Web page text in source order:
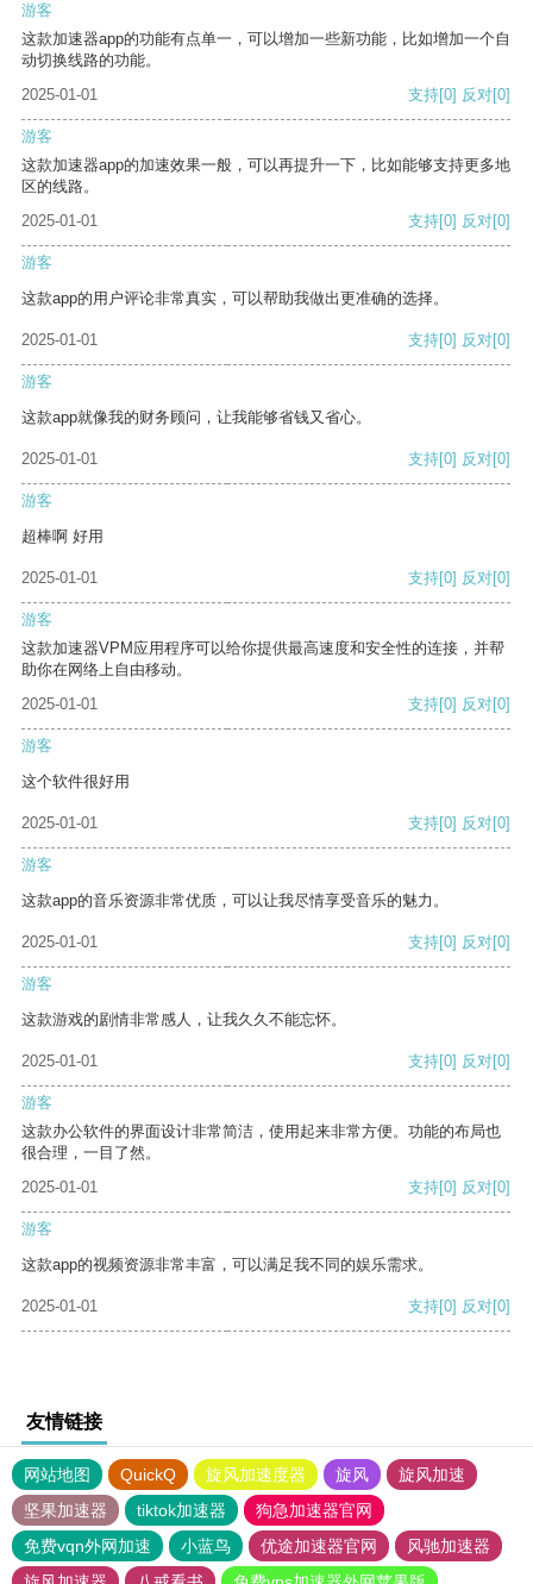
游客
这款加速器app的功能有点单一，可以增加一些新功能，比如增加一个自
动切换线路的功能。
2025-01-01
支持[0] 反对[0]
游客
这款加速器app的加速效果一般，可以再提升一下，比如能够支持更多地
区的线路。
2025-01-01
支持[0] 反对[0]
游客
这款app的用户评论非常真实，可以帮助我做出更准确的选择。
2025-01-01 支持[0] 反对[0]
游客
这款app就像我的财务顾问，让我能够省钱又省心。
2025-01-01 支持[0] 反对[0]
游客
超棒啊 好用
2025-01-01 支持[0] 反对[0]
游客
这款加速器VPM应用程序可以给你提供最高速度和安全性的连接，并帮
助你在网络上自由移动。
2025-01-01
支持[0] 反对[0]
游客
这个软件很好用
2025-01-01 支持[0] 反对[0]
游客
这款app的音乐资源非常优质，可以让我尽情享受音乐的魅力。
2025-01-01 支持[0] 反对[0]
游客
这款游戏的剧情非常感人，让我久久不能忘怀。
2025-01-01 支持[0] 反对[0]
游客
这款办公软件的界面设计非常简洁，使用起来非常方便。功能的布局也
很合理，一目了然。
2025-01-01
支持[0] 反对[0]
游客
这款app的视频资源非常丰富，可以满足我不同的娱乐需求。
2025-01-01 支持[0] 反对[0]
友情链接
网站地图 QuickQ 旋风加速度器 旋风
旋风加速
坚果加速器
tiktok加速器
狗急加速器官网
免费vqn外网加速
小蓝鸟 优途加速器官网
风驰加速器